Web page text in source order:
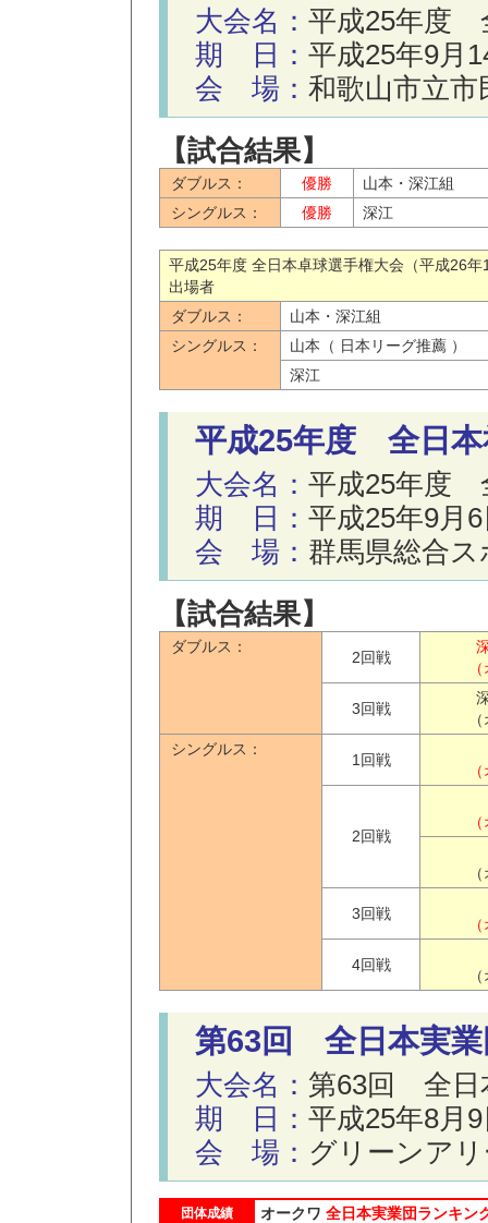
大会名： 平成25年度
期 日： 平成25年9月
会 場： 和歌山市立市
【試合結果】
ダブルス： 優勝
山本・深江組
シングルス：
優勝 深江
平成25年度 全日本卓球選手権大会（平成26
出場者
ダブルス：
山本・深江組
シングルス：
山本（ 日本リーグ推薦 ）
深江
平成25年度 全日本
大会名： 平成25年度
期 日： 平成25年9月
会 場： 群馬県総合
【試合結果】
ダブルス：
2回戦
3回戦
シングルス：
1回戦
2回戦
3回戦
4回戦
第63回 全日本実業
大会名： 第63回 全日
期 日： 平成25年8月
会 場： グリーンア
団体成績 オークワ 全日本実業団ランキン